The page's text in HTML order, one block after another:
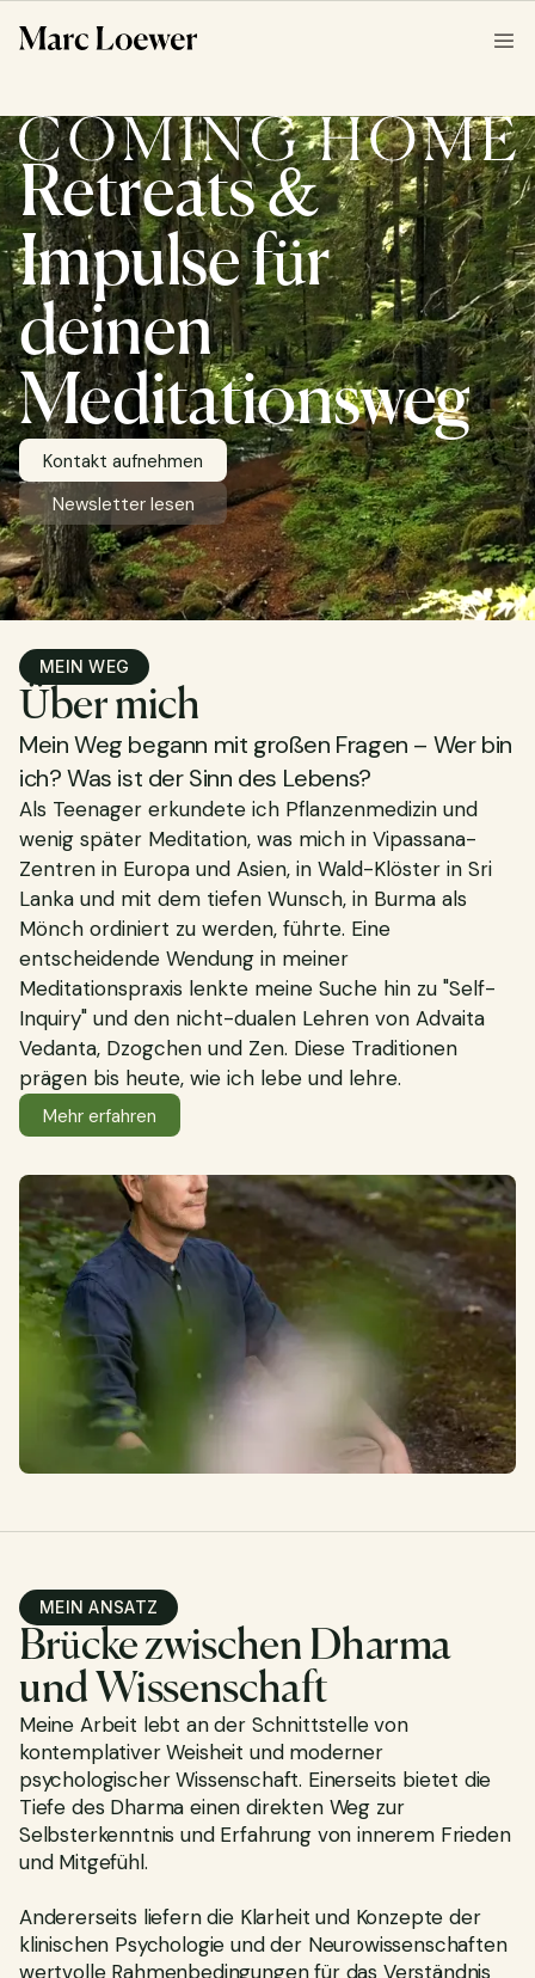
Retreats &
Impulse für
deinen
Meditationsweg
Kontakt aufnehmen
Kontakt aufnehmen
Newsletter lesen
Newsletter lesen
MEIN WEG
Über mich
Mein Weg begann mit großen Fragen – Wer bin
ich? Was ist der Sinn des Lebens?
Als Teenager erkundete ich Pflanzenmedizin und
wenig später Meditation, was mich in Vipassana-
Zentren in Europa und Asien, in Wald-Klöster in Sri
Lanka und mit dem tiefen Wunsch, in Burma als
Mönch ordiniert zu werden, führte. Eine
entscheidende Wendung in meiner
Meditationspraxis lenkte meine Suche hin zu "Self-
Inquiry" und den nicht-dualen Lehren von Advaita
Vedanta, Dzogchen und Zen. Diese Traditionen
prägen bis heute, wie ich lebe und lehre.
Mehr erfahren
MEIN ANSATZ
Brücke zwischen Dharma
und Wissenschaft
Meine Arbeit lebt an der Schnittstelle von
kontemplativer Weisheit und moderner
psychologischer Wissenschaft. Einerseits bietet die
Tiefe des Dharma einen direkten Weg zur
Selbsterkenntnis und Erfahrung von innerem Frieden
und Mitgefühl.
Andererseits liefern die Klarheit und Konzepte der
klinischen Psychologie und der Neurowissenschaften
wertvolle Rahmenbedingungen für das Verständnis